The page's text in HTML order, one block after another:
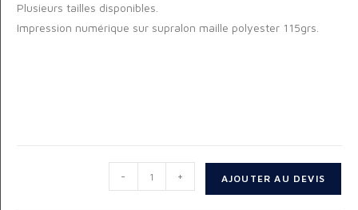
Plusieurs tailles disponibles.
Impression numérique sur supralon maille polyester 115grs.
- + AJOUTER AU DEVIS